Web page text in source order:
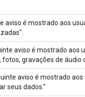
aviso é mostrado aos
aviso é mostrado aos
gravações de áudio
aviso é mostrado aos
seus dados."